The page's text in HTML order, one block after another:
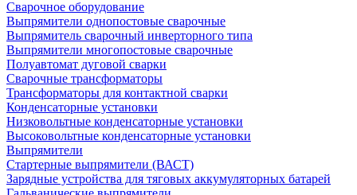
Сварочное оборудование
Выпрямители однопостовые сварочные
Выпрямитель сварочный инверторного типа
Выпрямители многопостовые сварочные
Полуавтомат дуговой сварки
Сварочные трансформаторы
Трансформаторы для контактной сварки
Конденсаторные установки
Низковольтные конденсаторные установки
Высоковольтные конденсаторные установки
Выпрямители
Стартерные выпрямители (ВАСТ)
Зарядные устройства для тяговых аккумуляторных батарей